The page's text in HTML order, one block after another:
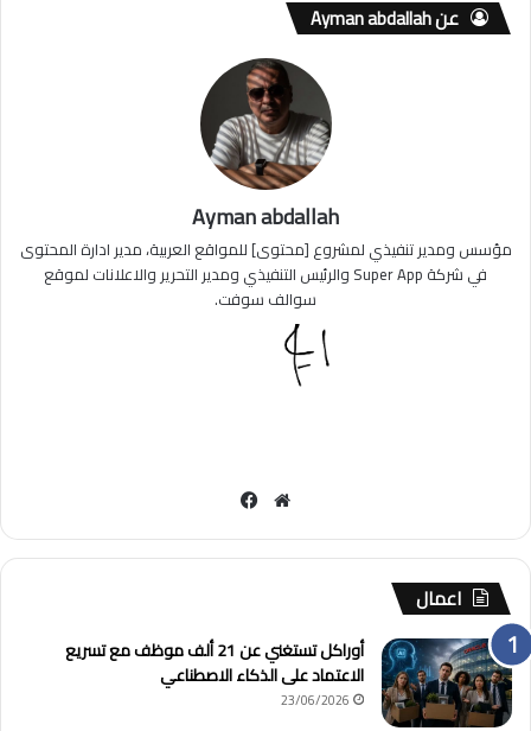
عن Ayman abdallah
Ayman abdallah
مؤسس ومدير تنفيذي لمشروع [محتوى] للمواقع العربية، مدير ادارة المحتوى
في شركة Super App والرئيس التنفيذي ومدير التحرير والاعلانات لموقع
سوالف سوفت.
مو
الوي وك
اعمال
أوراكل تستغني عن 21 ألف موظف مع تسريع
الاعتماد على الذكاء الاصطناعي
23/06/2026